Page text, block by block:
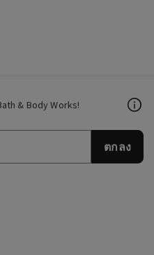
& Body Works!
ตกลง